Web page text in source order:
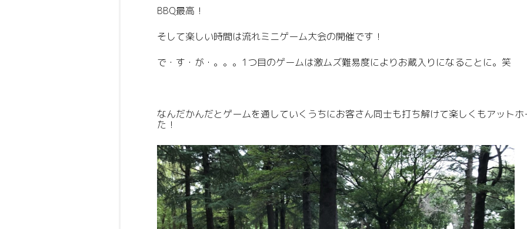
BBQ最高！
そして楽しい時間は流れミニゲーム大会の開催です！
で・す・が・。。。1つ目のゲームは激ムズ難易度によりお蔵入りになることに。笑
なんだかんだとゲームを通していくうちにお客さん同士も打ち解けて楽しくもアット
た！